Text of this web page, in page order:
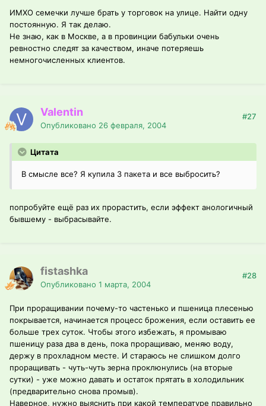
ИМХО семечки лучше брать у торговок на улице. Найти одну
постоянную. Я так делаю.
Не знаю, как в Москве, а в провинции бабульки очень
ревностно следят за качеством, иначе потеряешь
немногочисленных клиентов.
Valentin
Опубликовано 26 февраля, 2004
#27
Цитата
В смысле все? Я купила 3 пакета и все выбросить?
попробуйте ещё раз их прорастить, если эффект анологичный
бывшему - выбрасывайте.
fistashka
Опубликовано 1 марта, 2004
#28
При проращивании почему-то частенько и пшеница плесенью
покрывается, начинается процесс брожения, если оставить ее
больше трех суток. Чтобы этого избежать, я промываю
пшеницу раза два в день, пока проращиваю, меняю воду,
держу в прохладном месте. И стараюсь не слишком долго
проращивать - чуть-чуть зерна проклюнулись (на вторые
сутки) - уже можно давать и остаток прятать в холодильник
(предварительно снова промыв).
Наверное, нужно выяснить при какой температуре правильно